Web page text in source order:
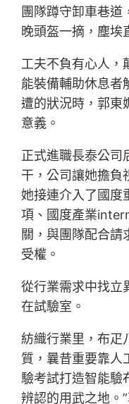
團隊蹲守卸車巷道
晚頭盔一摘，塵埃
工夫不負有心人，
能裝備輔助休息者
遭的狀況時，郭東
意義。
正式進職長泰公司
干，公司讓她擔負
她接連介入了國度
項、國度產業
關，與團隊配合請
受權。
從行業需求中找立
在試驗室。
紡織行業里，布疋
質，曩昔重要靠人
驗考試打造智能驗
辨認的用武之地。